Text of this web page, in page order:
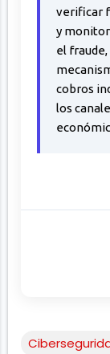
verificar
y
el
cobros
los